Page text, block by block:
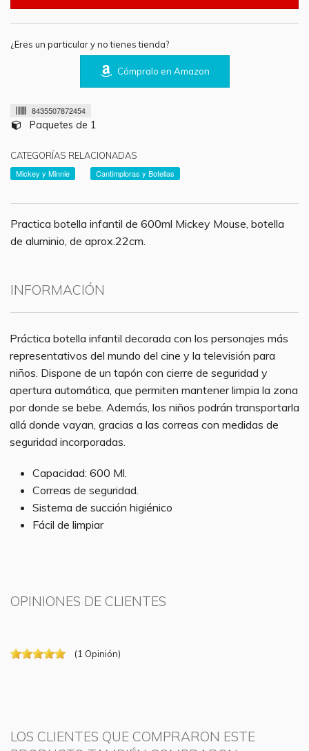
¿Eres un particular y no tienes tienda?
Cómpralo en Amazon
8435507872454
Paquetes de 1
CATEGORÍAS RELACIONADAS
Mickey y Minnie
Cantimploras y Botellas
Practica botella infantil de 600ml Mickey Mouse, botella
de aluminio, de aprox.22cm.
INFORMACIÓN
Práctica botella infantil decorada con los personajes más
representativos del mundo del cine y la televisión para
niños. Dispone de un tapón con cierre de seguridad y
apertura automática, que permiten mantener limpia la zona
por donde se bebe. Además, los niños podrán transportarla
allá donde vayan, gracias a las correas con medidas de
seguridad incorporadas.
Capacidad: 600 Ml.
Correas de seguridad.
Sistema de succión higiénico
Fácil de limpiar
OPINIONES DE CLIENTES
(1 Opinión)
LOS CLIENTES QUE COMPRARON ESTE